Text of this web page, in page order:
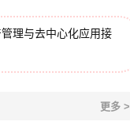
理与去中心化应用接
更多 >